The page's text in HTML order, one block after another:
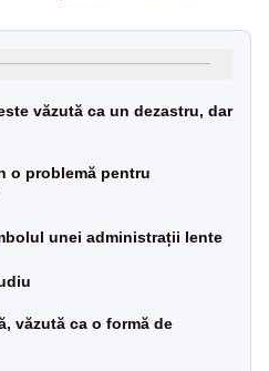
văzută ca un dezastru, dar
o problemă pentru
unei administrații lente
văzută ca o formă de